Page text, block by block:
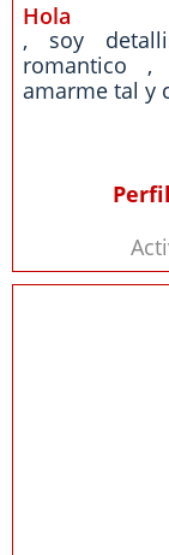
Hola
, soy
romantico ,
amarme tal y
Perfil